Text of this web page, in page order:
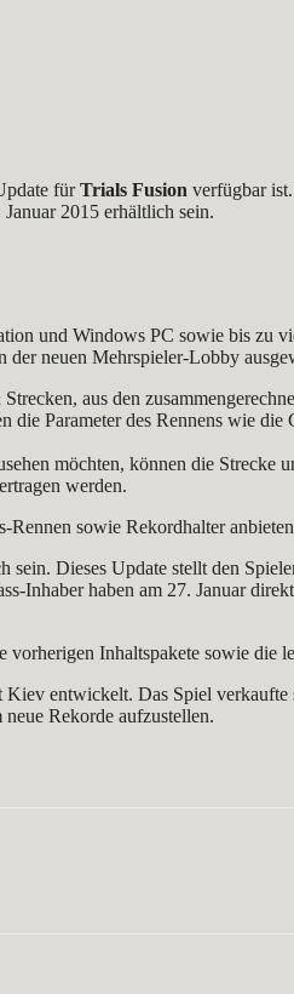
fürTrials Fusion verfügbar
2015 erhältlich sein.
und Windows PC sowie bis
neuen Mehrspieler-Lobby
aus den
Parameter des Rennens wie
möchten, können die Strecke
werden.
sowie Rekordhalter
Dieses Update stellt den
Inhaber haben am 27. Januar
Inhaltspakete sowie
entwickelt. Das Spiel
Rekorde aufzustellen.